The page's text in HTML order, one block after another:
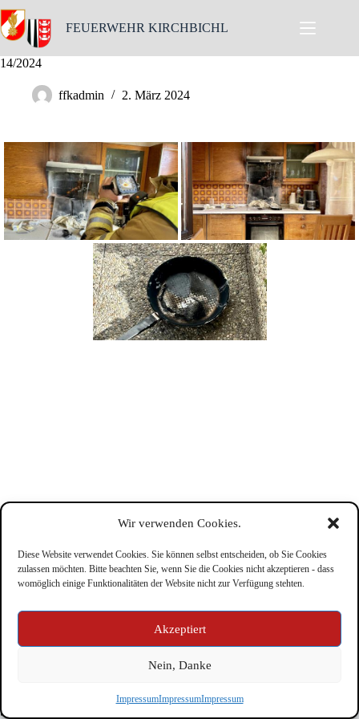
Wir verwenden Cookies.
Diese Website verwendet Cookies. Sie können selbst entscheiden, ob Sie Cookies
zulassen möchten. Bitte beachten Sie, wenn Sie die Cookies nicht akzeptieren - dass
womöglich einige Funktionalitäten der Website nicht zur Verfügung stehten.
Akzeptiert
Nein, Danke
ImpressumImpressumImpressum
Skip
to
content
FEUERWEHR KIRCHBICHL
14/2024
ffkadmin 2. März 2024
Copyright © Feuerwehr Kirchbichl 2026 - WordPress Theme
by